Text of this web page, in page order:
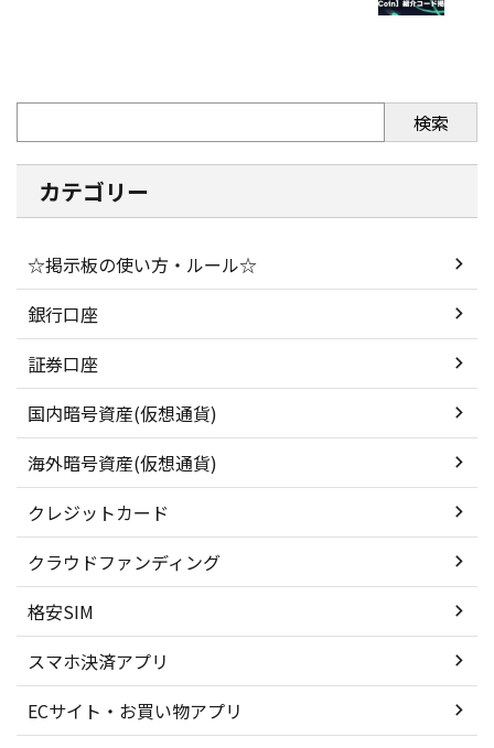
検索
カテゴリー
☆掲示板の使い方・ルール☆
銀行口座
証券口座
国内暗号資産(仮想通貨)
海外暗号資産(仮想通貨)
クレジットカード
クラウドファンディング
格安SIM
スマホ決済アプリ
ECサイト・お買い物アプリ